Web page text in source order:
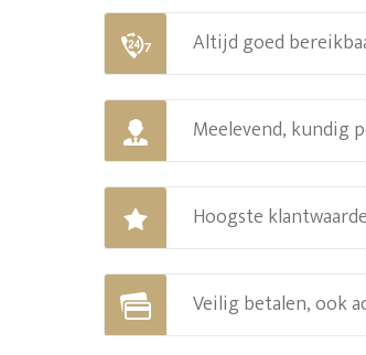
Altijd goed
Meelevend, kundig
Hoogste
Veilig betalen, ook